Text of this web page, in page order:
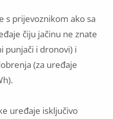
prijevoznikom ako sa
čiju jačinu ne znate
punjači i dronovi) i
(za uređaje
isključivo